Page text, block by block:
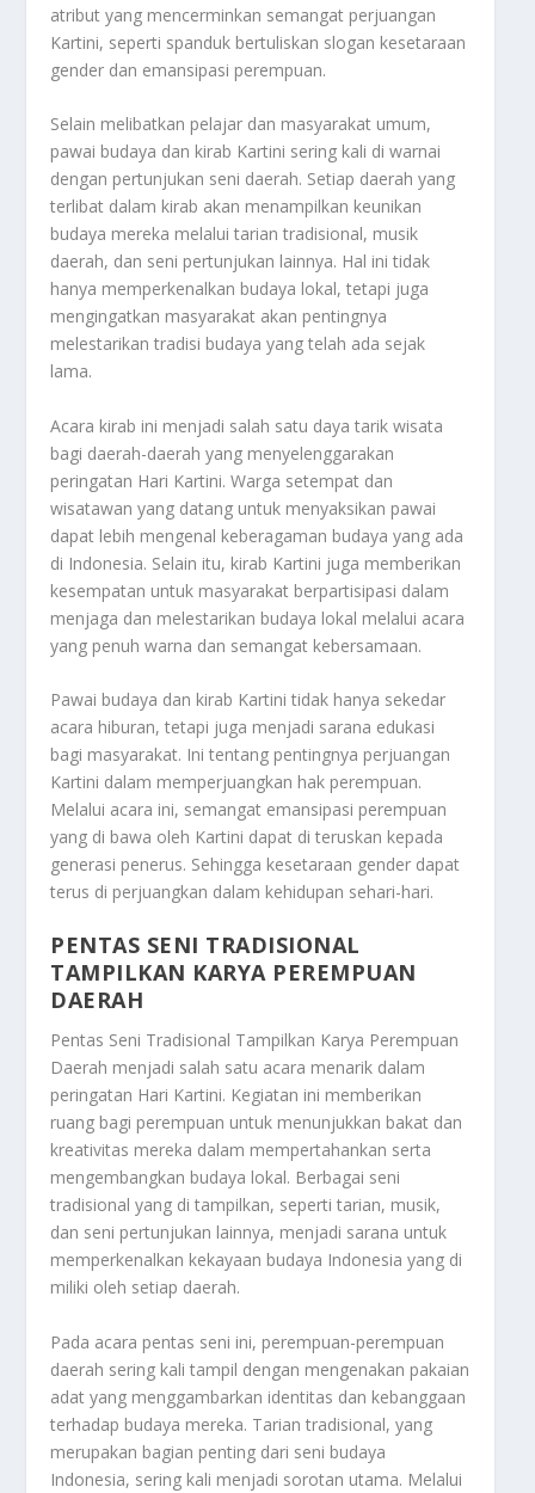
atribut yang mencerminkan semangat perjuangan
Kartini, seperti spanduk bertuliskan slogan kesetaraan
gender dan emansipasi perempuan.
Selain melibatkan pelajar dan masyarakat umum,
pawai budaya dan kirab Kartini sering kali di warnai
dengan pertunjukan seni daerah. Setiap daerah yang
terlibat dalam kirab akan menampilkan keunikan
budaya mereka melalui tarian tradisional, musik
daerah, dan seni pertunjukan lainnya. Hal ini tidak
hanya memperkenalkan budaya lokal, tetapi juga
mengingatkan masyarakat akan pentingnya
melestarikan tradisi budaya yang telah ada sejak
lama.
Acara kirab ini menjadi salah satu daya tarik wisata
bagi daerah-daerah yang menyelenggarakan
peringatan Hari Kartini. Warga setempat dan
wisatawan yang datang untuk menyaksikan pawai
dapat lebih mengenal keberagaman budaya yang ada
di Indonesia. Selain itu, kirab Kartini juga memberikan
kesempatan untuk masyarakat berpartisipasi dalam
menjaga dan melestarikan budaya lokal melalui acara
yang penuh warna dan semangat kebersamaan.
Pawai budaya dan kirab Kartini tidak hanya sekedar
acara hiburan, tetapi juga menjadi sarana edukasi
bagi masyarakat. Ini tentang pentingnya perjuangan
Kartini dalam memperjuangkan hak perempuan.
Melalui acara ini, semangat emansipasi perempuan
yang di bawa oleh Kartini dapat di teruskan kepada
generasi penerus. Sehingga kesetaraan gender dapat
terus di perjuangkan dalam kehidupan sehari-hari.
PENTAS SENI TRADISIONAL
TAMPILKAN KARYA PEREMPUAN
DAERAH
Pentas Seni Tradisional Tampilkan Karya Perempuan
Daerah menjadi salah satu acara menarik dalam
peringatan Hari Kartini. Kegiatan ini memberikan
ruang bagi perempuan untuk menunjukkan bakat dan
kreativitas mereka dalam mempertahankan serta
mengembangkan budaya lokal. Berbagai seni
tradisional yang di tampilkan, seperti tarian, musik,
dan seni pertunjukan lainnya, menjadi sarana untuk
memperkenalkan kekayaan budaya Indonesia yang di
miliki oleh setiap daerah.
Pada acara pentas seni ini, perempuan-perempuan
daerah sering kali tampil dengan mengenakan pakaian
adat yang menggambarkan identitas dan kebanggaan
terhadap budaya mereka. Tarian tradisional, yang
merupakan bagian penting dari seni budaya
Indonesia, sering kali menjadi sorotan utama. Melalui